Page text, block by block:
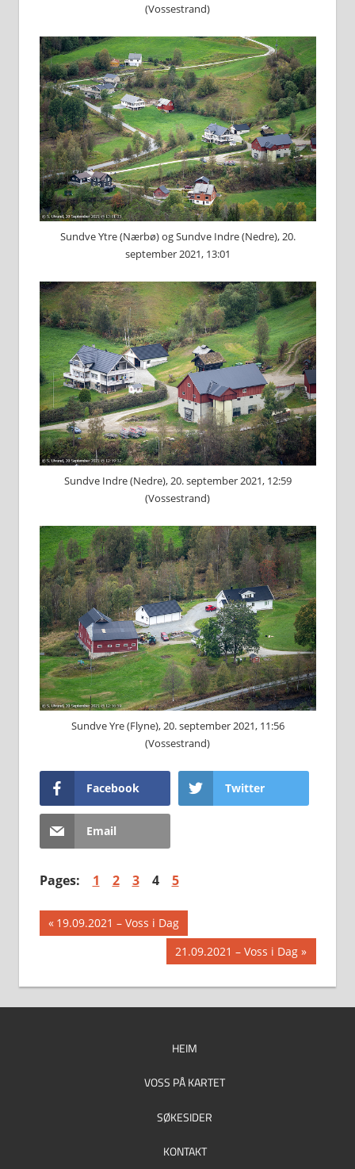
(Vossestrand)
Sundve Ytre (Nærbø) og Sundve Indre (Nedre), 20.
september 2021, 13:01
Sundve Indre (Nedre), 20. september 2021, 12:59
(Vossestrand)
Sundve Yre (Flyne), 20. september 2021, 11:56
(Vossestrand)
Facebook Twitter
Email
Pages: 1 2 3 4 5
Innleggsnavigasjon
Previous
19.09.2021 – Voss i Dag
Next
Post:
21.09.2021 – Voss i Dag
HEIM
VOSS PÅ KARTET
SØKESIDER
KONTAKT